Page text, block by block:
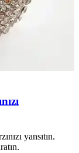
yansıtın.